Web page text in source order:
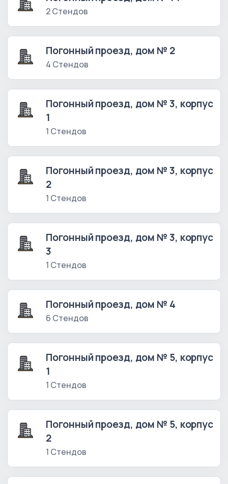
2 Стендов
Погонный проезд, дом № 2
4 Стендов
Погонный проезд, дом № 3, корпус
1
1 Стендов
Погонный проезд, дом № 3, корпус
2
1 Стендов
Погонный проезд, дом № 3, корпус
3
1 Стендов
Погонный проезд, дом № 4
6 Стендов
Погонный проезд, дом № 5, корпус
1
1 Стендов
Погонный проезд, дом № 5, корпус
2
1 Стендов